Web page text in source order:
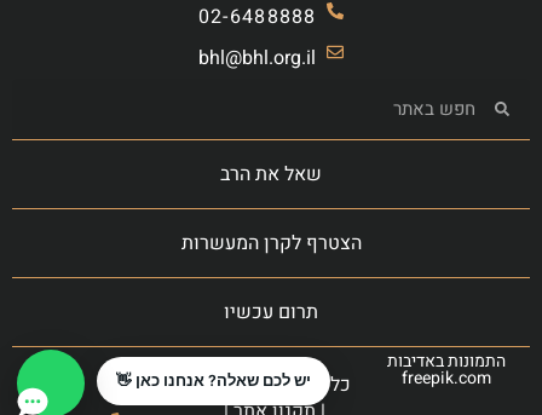
02-6488888
bhl@bhl.org.il
שאל את הרב
הצטרף לקרן המעשרות
תרום עכשיו
התמונות באדיבות
freepik.com
כל הזכויות שמורות
יש לכם שאלה? אנחנו כאן 👋